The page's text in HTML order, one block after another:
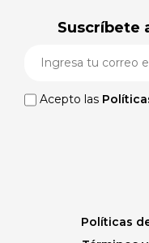
Suscríbete
Acepto las
Políticas